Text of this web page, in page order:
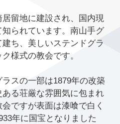
留地に建設され、国内現
られています。南山手グ
ち、美しいステンドグラ
様式の教会です。
スの一部は1879年の改築
る荘厳な雰囲気に包まれ
ですが表面は漆喰で白く
年に国宝となりました